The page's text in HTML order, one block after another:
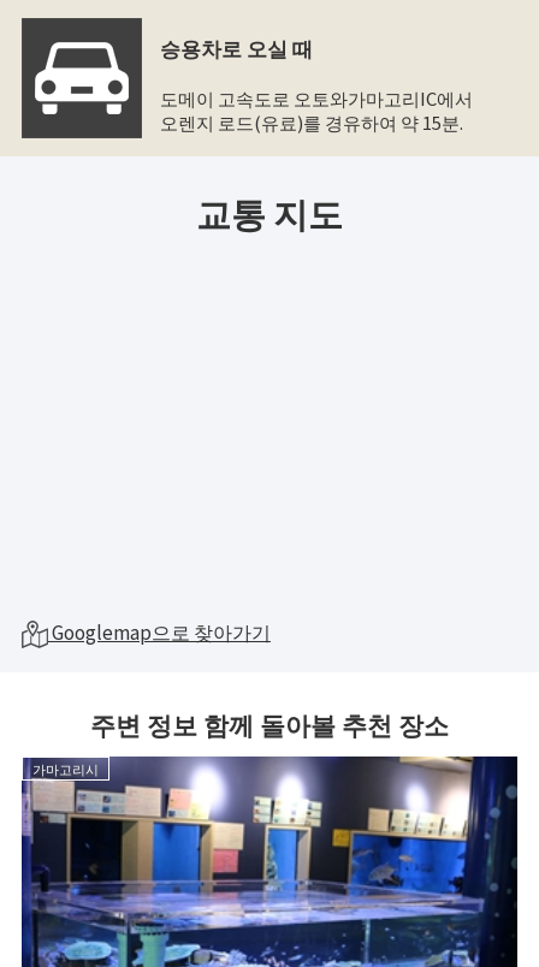
승용차로 오실 때
도메이 고속도로 오토와가마고리IC에서
오렌지 로드(유료)를 경유하여 약 15분.
교통 지도
Googlemap으로 찾아가기
주변 정보 함께 돌아볼 추천 장소
가마고리시